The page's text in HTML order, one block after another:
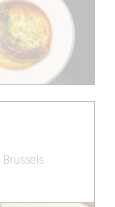
Brussels